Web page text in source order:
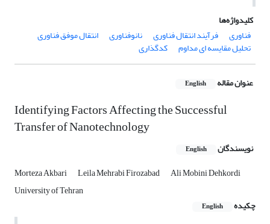
کلیدواژه‌ها
فناوری
فرآیند انتقال فناوری نانوفناوری انتقال موفق فناوری
تحلیل مقایسه ای مداوم کدگذاری
عنوان مقاله English
Identifying Factors Affecting the Successful
Transfer of Nanotechnology
نویسندگان English
Morteza Akbari Leila Mehrabi Firozabad
Ali Mobini Dehkordi
University of Tehran
چکیده
English